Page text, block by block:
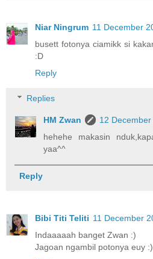
Niar Ningrum 11 December
busett fotonya ciamikk si
:D
Reply
Replies
HM Zwan
12
hehehe makasin
yaa^^
Reply
Bibi Titi Teliti 11 December
Indaaaaah banget Zwan :)
Jagoan ngambil potonya euy :)